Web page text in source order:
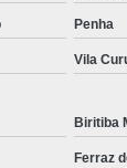
Penha
Vila
Biritiba
Ferraz